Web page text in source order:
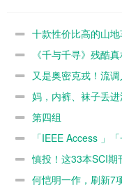
钱一辆-什么
一部成
童话__
十款性价比高的山
《千与千寻》残酷
狐网 又是奥密克戎！流
妈，内裤、袜子丢
第四组
「IEEE Access 」
例 慎投！这33本SCI
何恺明一作，刷新7